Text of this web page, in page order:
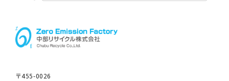
〒455-0026